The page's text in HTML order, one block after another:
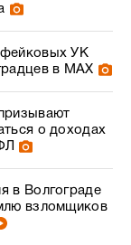
УК
в МАХ
о доходах
в Волгограде
взломщиков